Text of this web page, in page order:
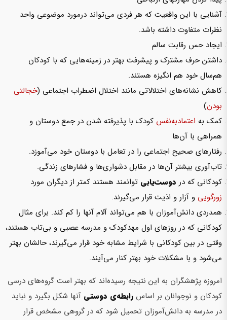
آشنایی با این واقعیت که هر فردی می‌تواند درمورد موضوعی واحد
نظرات متفاوت داشته باشد.
ایجاد حس رقابت سالم
داشتن حرف مشترک و پیشرفت بهتر در زمینه‌هایی که با کودکان
هم‌سال خود هم انگیزه هستند.
کاهش نشانه‌های اختلالاتی مانند اختلال اضطراب اجتماعی (خجالتی
بودن)
کمک به اعتمادبه‌نفس کودک با پذیرفته شدن در جمع دوستان و
همراهی با آن‌ها
رفتارهای صحیح اجتماعی را در تعامل با دوستان خود می‌آموزد.
تاب‌آوری بیشتر آن‌ها در مقابل دشواری‌ها و فشارهای زندگی.
کودکانی که در دوست‌یابی توانمند هستند کمتر از دیگران مورد
زورگویی و آزار و اذیت قرار می‌گیرند.
همدردی دانش‌آموزان با هم می‌تواند آلام آن­ها را کم کند. برای مثال
کودکانی که در روزهای اول مهدکودک و مدرسه عصبی و بی‌تاب هستند،
وقتی در بین کودکانی با شرایط مشابه خود قرار می‌گیرند، حالشان بهتر
­می‌شود و با مشکلات خود بهتر کنار می‌آیند.
امروزه پژهشگران به این نتیجه رسیده‌اند که بهتر است گروه‌های درسی
کودکان و نوجوانان بر اساس رابطه‌ی دوستی آن­ها شکل بگیرد و نباید
در مدرسه به دانش‌آموزان تحمیل شود که در گروهی مشخص قرار